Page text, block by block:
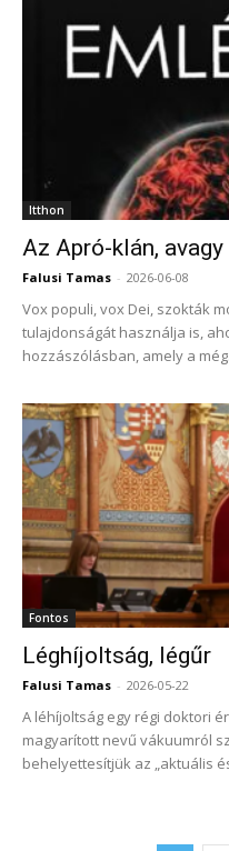
Itthon
Az Apró-klán,
Falusi Tamas - 2026-06-08
Vox populi, vox Dei, szokták
tulajdonságát használja is,
hozzászólásban, amely a
Fontos
Léghíjoltság, légűr
Falusi Tamas - 2026-05-22
A léhíjoltság egy régi doktori
magyarított nevű vákuumról
behelyettesítjük az „aktuális